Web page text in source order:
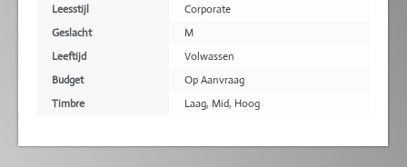
Leesstijl
Corporate
Geslacht
M
Leeftijd
Volwassen
Budget
Op Aanvraag
Timbre
Laag, Mid, Hoog